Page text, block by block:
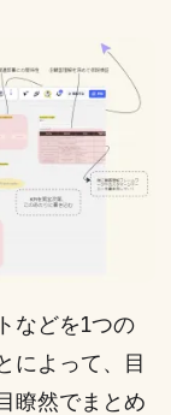
などを1つの
によって、目
瞭然でまとめ